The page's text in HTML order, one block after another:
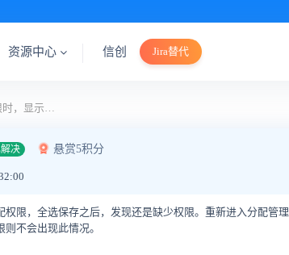
资源中心 信创 Jira替代
进入设置管理员分组权限时，显示已重置连接
决 悬赏5积分
限，全选保存之后，发现还是缺少权限。重新进入分配管理
不会出现此情况。